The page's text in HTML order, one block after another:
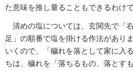
た意味を推し量ることもできるわけで
清めの塩については、玄関先で「
足」の順番で塩を掛ける作法があり
いくので、「穢れを落として家に入
ちは、穢れを「落ちるもの、落とす